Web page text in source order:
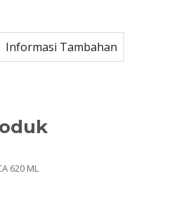
Informasi Tambahan
620 ML